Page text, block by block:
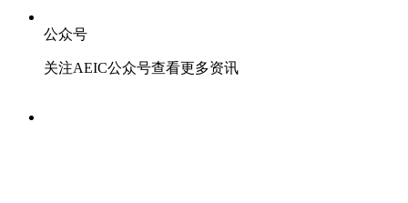
公众号
关注AEIC公众号查看更多资讯